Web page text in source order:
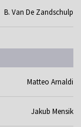
B. Van De Zandschulp
Matteo Arnaldi
Jakub Mensik